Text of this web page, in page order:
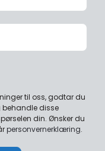
til oss, godtar du
disse
din. Ønsker du
personvernerklæring.